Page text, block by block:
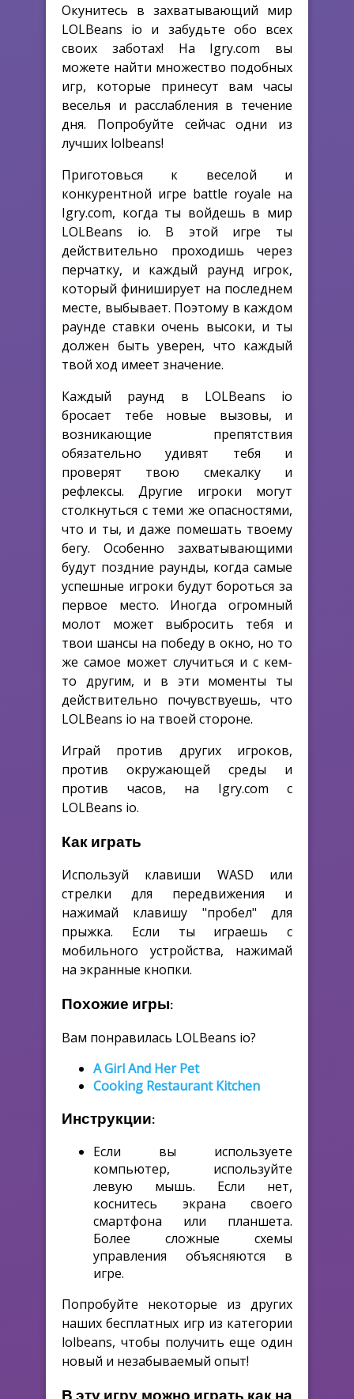
Окунитесь в захватывающий мир
LOLBeans io и забудьте обо всех
своих заботах! На Igry.com вы
можете найти множество подобных
игр, которые принесут вам часы
веселья и расслабления в течение
дня. Попробуйте сейчас одни из
лучших lolbeans!
Приготовься к веселой и
конкурентной игре battle royale на
Igry.com, когда ты войдешь в мир
LOLBeans io. В этой игре ты
действительно проходишь через
перчатку, и каждый раунд игрок,
который финиширует на последнем
месте, выбывает. Поэтому в каждом
раунде ставки очень высоки, и ты
должен быть уверен, что каждый
твой ход имеет значение.
Каждый раунд в LOLBeans io
бросает тебе новые вызовы, и
возникающие препятствия
обязательно удивят тебя и
проверят твою смекалку и
рефлексы. Другие игроки могут
столкнуться с теми же опасностями,
что и ты, и даже помешать твоему
бегу. Особенно захватывающими
будут поздние раунды, когда самые
успешные игроки будут бороться за
первое место. Иногда огромный
молот может выбросить тебя и
твои шансы на победу в окно, но то
же самое может случиться и с кем-
то другим, и в эти моменты ты
действительно почувствуешь, что
LOLBeans io на твоей стороне.
Играй против других игроков,
против окружающей среды и
против часов, на Igry.com с
LOLBeans io.
Как играть
Используй клавиши WASD или
стрелки для передвижения и
нажимай клавишу "пробел" для
прыжка. Если ты играешь с
мобильного устройства, нажимай
на экранные кнопки.
Похожие игры:
Вам понравилась LOLBeans io?
A Girl And Her Pet
Cooking Restaurant Kitchen
Инструкции:
Если вы используете
компьютер, используйте
левую мышь. Если нет,
коснитесь экрана своего
смартфона или планшета.
Более сложные схемы
управления объясняются в
игре.
Попробуйте некоторые из других
наших бесплатных игр из категории
lolbeans, чтобы получить еще один
новый и незабываемый опыт!
В эту игру можно играть как на